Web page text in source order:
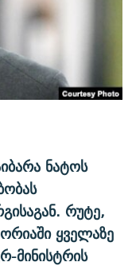
ᲐᲛᲑᲐᲕᲘ
ნატოს
რუტე,
ყველაზე
მინისტრის